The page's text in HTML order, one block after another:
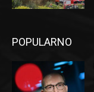
POPULARNO